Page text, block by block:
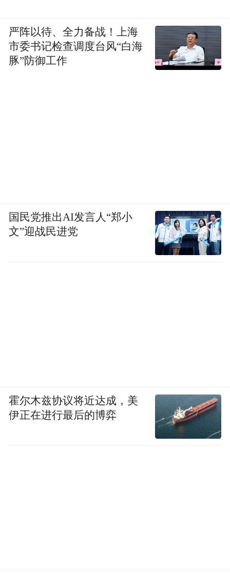
严阵以待、全力备战！上海
市委书记检查调度台风“白海
豚”防御工作
国民党推出AI发言人“郑小
文”迎战民进党
霍尔木兹协议将近达成，美
伊正在进行最后的博弈